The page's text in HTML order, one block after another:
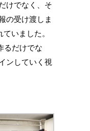
けでなく、そ
の受け渡しま
いました。
るだけでな
ンしていく視